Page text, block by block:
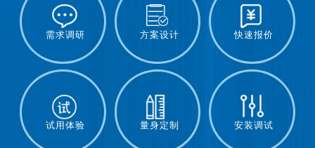
需求调研 方案设计 快速报价
试用体验 量身定制 安装调试